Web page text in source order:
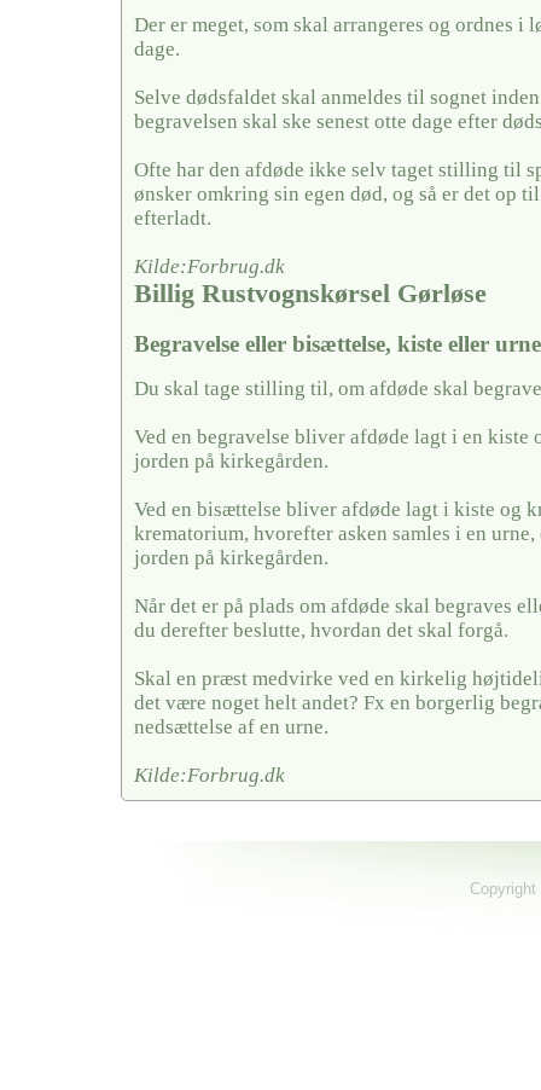
Der er meget, som skal arrangeres og ordnes i
dage.
Selve dødsfaldet skal anmeldes til sognet
begravelsen skal ske senest otte dage efter
Ofte har den afdøde ikke selv taget stilling til
ønsker omkring sin egen død, og så er det op
efterladt.
Kilde:Forbrug.dk
Billig Rustvognskørsel Gørløse
Begravelse eller bisættelse, kiste eller
Du skal tage stilling til, om afdøde skal
Ved en begravelse bliver afdøde lagt i en kiste
jorden på kirkegården.
Ved en bisættelse bliver afdøde lagt i kiste og
krematorium, hvorefter asken samles i en
jorden på kirkegården.
Når det er på plads om afdøde skal begraves
du derefter beslutte, hvordan det skal forgå.
Skal en præst medvirke ved en kirkelig
det være noget helt andet? Fx en borgerlig
nedsættelse af en urne.
Kilde:Forbrug.dk